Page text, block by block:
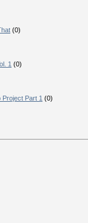
(0)
1 (0)
Project Part 1 (0)